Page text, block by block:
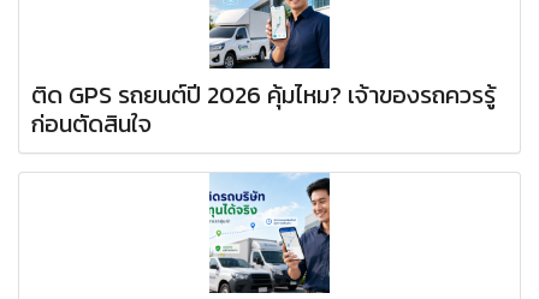
ติด GPS รถยนต์ปี 2026 คุ้มไหม? เจ้าของรถควรรู้
ก่อนตัดสินใจ